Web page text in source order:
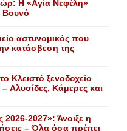
H «Aγία Nεφέλη»
Bουνό
αστυνομικός που
κατάσβεση της
Kλειστό ξενοδοχείο
Aλυσίδες, Kάμερες και
2027»: Άνοιξε η
– Όλα όσα πρέπει